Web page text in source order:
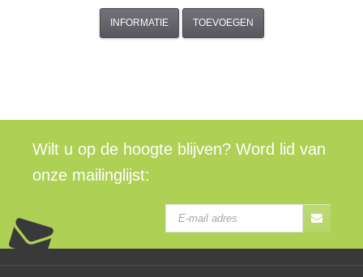
INFORMATIE TOEVOEGEN
Wilt u op de hoogte blijven? Word lid van
onze mailinglijst: